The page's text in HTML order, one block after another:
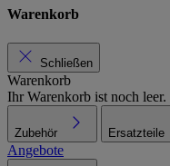
Warenkorb
Schließen
Warenkorb
Ihr Warenkorb ist noch leer.
Zubehör Ersatzteile
Angebote